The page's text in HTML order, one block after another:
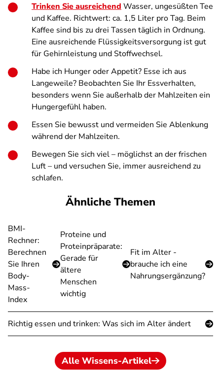
Trinken Sie ausreichend Wasser, ungesüßten Tee
und Kaffee. Richtwert: ca. 1,5 Liter pro Tag. Beim
Kaffee sind bis zu drei Tassen täglich in Ordnung.
Eine ausreichende Flüssigkeitsversorgung ist gut
für Gehirnleistung und Stoffwechsel.
Habe ich Hunger oder Appetit? Esse ich aus
Langeweile? Beobachten Sie Ihr Essverhalten,
besonders wenn Sie außerhalb der Mahlzeiten ein
Hungergefühl haben.
Essen Sie bewusst und vermeiden Sie Ablenkung
während der Mahlzeiten.
Bewegen Sie sich viel – möglichst an der frischen
Luft – und versuchen Sie, immer ausreichend zu
schlafen.
Ähnliche Themen
BMI-
Rechner:
Berechnen
Sie Ihren
Body-
Mass-
Index
Proteine und
Proteinpräparate:
Gerade für
ältere
Menschen
wichtig
Fit im Alter -
brauche ich eine
Nahrungsergänzung?
Richtig essen und trinken: Was sich im Alter ändert
Alle Wissens-Artikel